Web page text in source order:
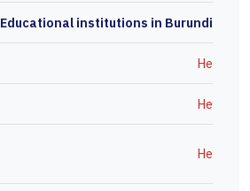
Educational institutions in Burundi
Не
Не
Не